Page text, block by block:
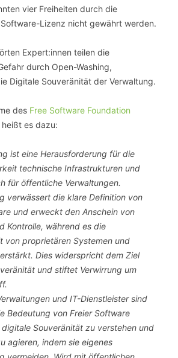
vier Freiheiten durch die
Lizenz nicht gewährt werden.
Expert:innen teilen die
durch Open-Washing,
Digitale Souveränität der Verwaltung.
des Free Software Foundation
heißt es dazu:
ist eine Herausforderung für die
technische Infrastrukturen und
für öffentliche Verwaltungen.
verwässert die klare Definition von
und erweckt den Anschein von
Kontrolle, während es die
von proprietären Systemen und
Dies widerspricht dem Ziel
und stiftet Verwirrung um
und IT-Dienstleister sind
Bedeutung von Freier Software
Souveränität zu verstehen und
agieren, indem sie eigenes